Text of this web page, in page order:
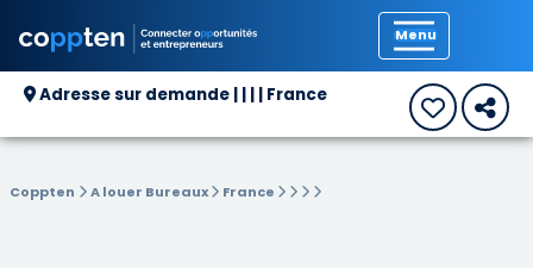
Adresse sur demande | | | | France
Coppten A louer Bureaux France